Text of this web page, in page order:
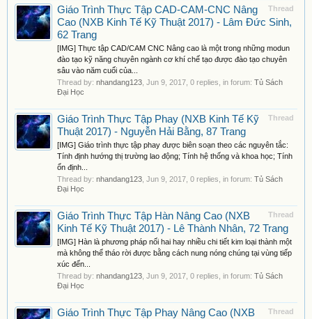
Thread
Giáo Trình Thực Tập CAD-CAM-CNC Nâng
Cao (NXB Kinh Tế Kỹ Thuật 2017) - Lâm Đức Sinh,
62 Trang
[IMG] Thực tập CAD/CAM CNC Nâng cao là một trong những modun
đào tạo kỹ năng chuyên ngành cơ khí chế tạo được đào tạo chuyên
sâu vào năm cuối của...
Thread by: nhandang123 Jun 9, 2017 , 0 replies, in forum: Tủ Sách
Đại Học
Thread
Giáo Trình Thực Tập Phay (NXB Kinh Tế Kỹ
Thuật 2017) - Nguyễn Hải Bằng, 87 Trang
[IMG] Giáo trình thực tập phay được biên soạn theo các nguyên tắc:
Tính định hướng thị trường lao động; Tính hệ thống và khoa học; Tính
ổn định...
Thread by: nhandang123 Jun 9, 2017 , 0 replies, in forum: Tủ Sách
Đại Học
Thread
Giáo Trình Thực Tập Hàn Nâng Cao (NXB
Kinh Tế Kỹ Thuật 2017) - Lê Thành Nhân, 72 Trang
[IMG] Hàn là phương pháp nối hai hay nhiều chi tiết kim loại thành một
mà không thể tháo rời được bằng cách nung nóng chúng tại vùng tiếp
xúc đến...
Thread by: nhandang123 Jun 9, 2017 , 0 replies, in forum: Tủ Sách
Đại Học
Thread
Giáo Trình Thực Tập Phay Nâng Cao (NXB